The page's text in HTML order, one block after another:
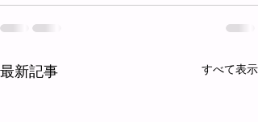
最新記事 すべて表示